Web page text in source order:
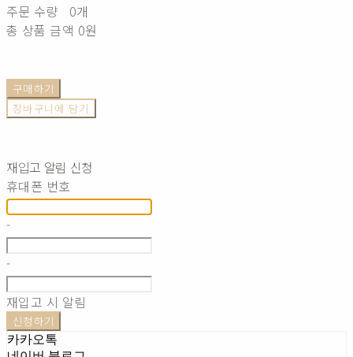
주문 수량
0개
총 상품 금액 0원
구매하기
장바구니에 담기
재입고 알림 신청
휴대폰 번호
-
-
재입고 시 알림
신청하기
카카오톡